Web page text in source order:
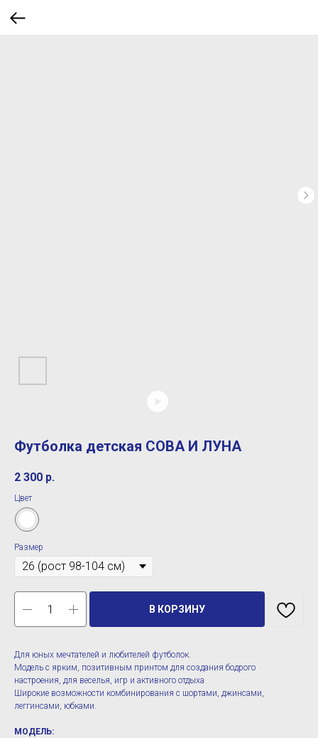
Футболка детская СОВА И ЛУНА
2 300 р.
Цвет
Размер
В КОРЗИНУ
Для юных мечтателей и любителей футболок.
Модель с ярким, позитивным принтом для создания бодрого
настроения, для веселья, игр и активного отдыха
Широкие возможности комбинирования с шортами, джинсами,
леггинсами, юбками.
МОДЕЛЬ: